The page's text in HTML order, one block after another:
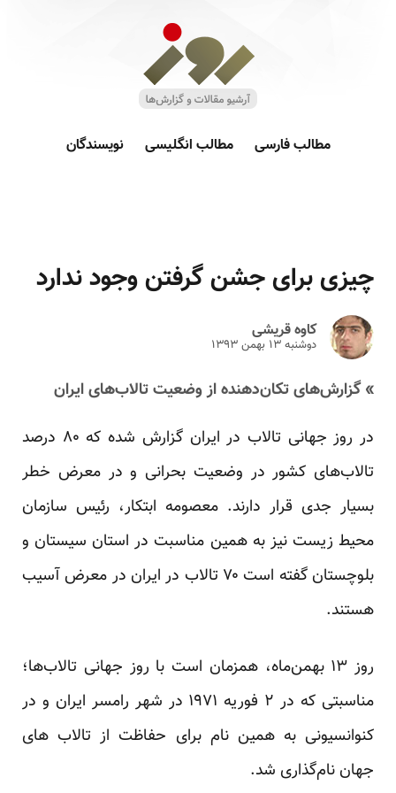
مطالب فارسی مطالب انگلیسی نویسندگان
چیزی برای جشن گرفتن وجود ندارد
کاوه قریشی
دوشنبه ۱۳ بهمن ۱۳۹۳
» گزارش‌های تکان‌دهنده از وضعیت تالاب‌های ایران
در روز جهانی تالاب در ایران گزارش شده که ۸۰ درصد
تالاب‌های کشور در وضعیت بحرانی و در معرض خطر
بسیار جدی قرار دارند. معصومه ابتکار، رئیس سازمان
محیط زیست نیز به همین مناسبت در استان سیستان و
بلوچستان گفته است ۷۰ تالاب در ایران در معرض آسیب
هستند.
روز ۱۳ بهمن‌ماه، همزمان است با روز جهانی تالاب‌ها؛
مناسبتی که در ۲ فوریه ۱۹۷۱ در شهر رامسر ایران و در
کنوانسیونی به همین نام برای حفاظت از تالاب های
جهان نام‌گذاری شد.